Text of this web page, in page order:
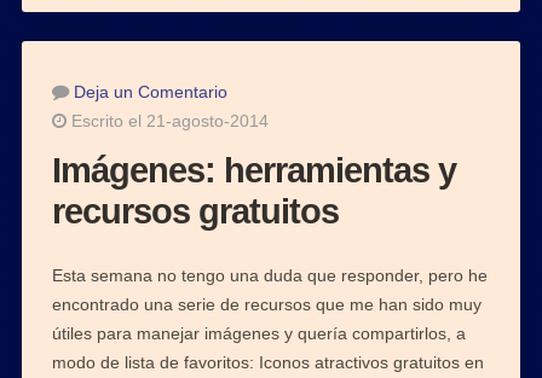
Deja un Comentario
Escrito el 21-agosto-2014
Imágenes: herramientas y
recursos gratuitos
Esta semana no tengo una duda que responder, pero he
encontrado una serie de recursos que me han sido muy
útiles para manejar imágenes y quería compartirlos, a
modo de lista de favoritos: Iconos atractivos gratuitos en